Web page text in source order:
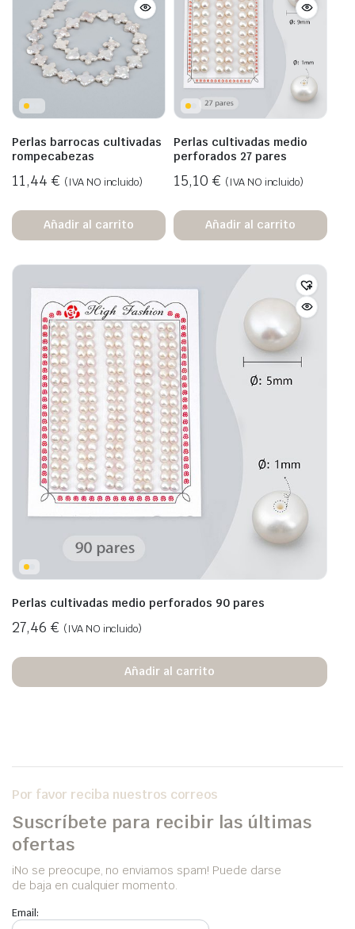
Perlas barrocas cultivadas
rompecabezas
11,44 € (IVA NO incluido)
Añadir al carrito
Perlas cultivadas medio
perforados 27 pares
15,10 € (IVA NO incluido)
Añadir al carrito
Perlas cultivadas medio perforados 90 pares
27,46 € (IVA NO incluido)
Añadir al carrito
Por favor reciba nuestros correos
Suscríbete para recibir las últimas
ofertas
iNo se preocupe, no enviamos spam! Puede darse
de baja en cualquier momento.
Email: